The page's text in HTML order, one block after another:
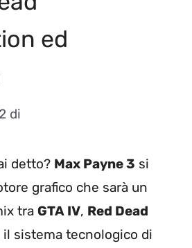
ed
di
detto? Max Payne 3 si
grafico che sarà un
tra GTA IV, Red Dead
il sistema tecnologico di